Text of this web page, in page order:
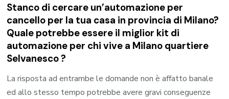
Stanco di cercare un’automazione per
cancello per la tua casa in provincia di Milano?
Quale potrebbe essere il miglior kit di
automazione per chi vive a Milano quartiere
Selvanesco?
La risposta ad entrambe le domande non è affatto banale
ed allo stesso tempo potrebbe avere gravi conseguenze